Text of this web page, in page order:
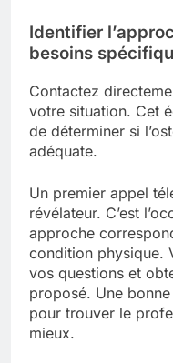
Identifier
besoins
Contactez
votre situation. Cet
de déterminer si
adéquate.
Un premier appel
révélateur. C’est
approche
condition physique.
vos questions et
proposé. Une
pour trouver le
mieux.